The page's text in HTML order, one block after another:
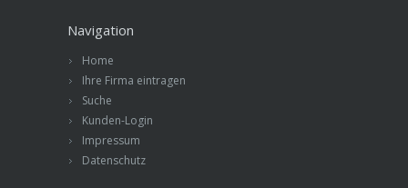
Navigation
Home
Ihre Firma eintragen
Suche
Kunden-Login
Impressum
Datenschutz